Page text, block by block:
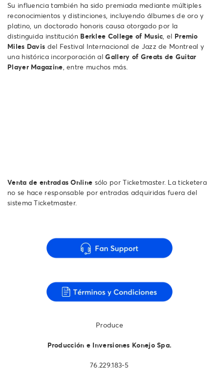
Su influencia también ha sido premiada mediante múltiples
reconocimientos y distinciones, incluyendo álbumes de oro y
platino, un doctorado honoris causa otorgado por la
distinguida institución Berklee College of Music, el Premio
Miles Davis del Festival Internacional de Jazz de Montreal y
una histórica incorporación alGallery of Greats de Guitar
Player Magazine, entre muchos más.
Venta de entradas Online sólo por Ticketmaster. La ticketera
no se hace responsable por entradas adquiridas fuera del
sistema Ticketmaster.
Produce
Producción e Inversiones Konejo Spa.
76.229.183-5